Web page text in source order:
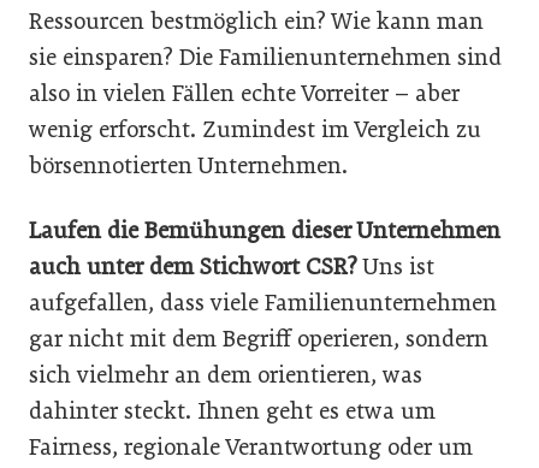
Ressourcen bestmöglich ein? Wie kann man
sie einsparen? Die Familienunternehmen sind
also in vielen Fällen echte Vorreiter – aber
wenig erforscht. Zumindest im Vergleich zu
börsennotierten Unternehmen.
Laufen die Bemühungen dieser Unternehmen
auch unter dem Stichwort CSR?Uns ist
aufgefallen, dass viele Familienunternehmen
gar nicht mit dem Begriff operieren, sondern
sich vielmehr an dem orientieren, was
dahinter steckt. Ihnen geht es etwa um
Fairness, regionale Verantwortung oder um